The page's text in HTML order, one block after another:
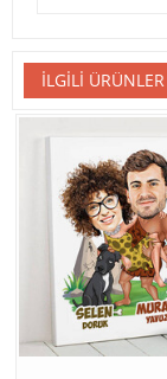
İLGILI ÜRÜNLER